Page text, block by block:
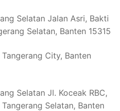
Selatan Jalan Asri, Bakti
Selatan, Banten 15315
City, Banten
Selatan Jl. Koceak RBC,
Selatan, Banten